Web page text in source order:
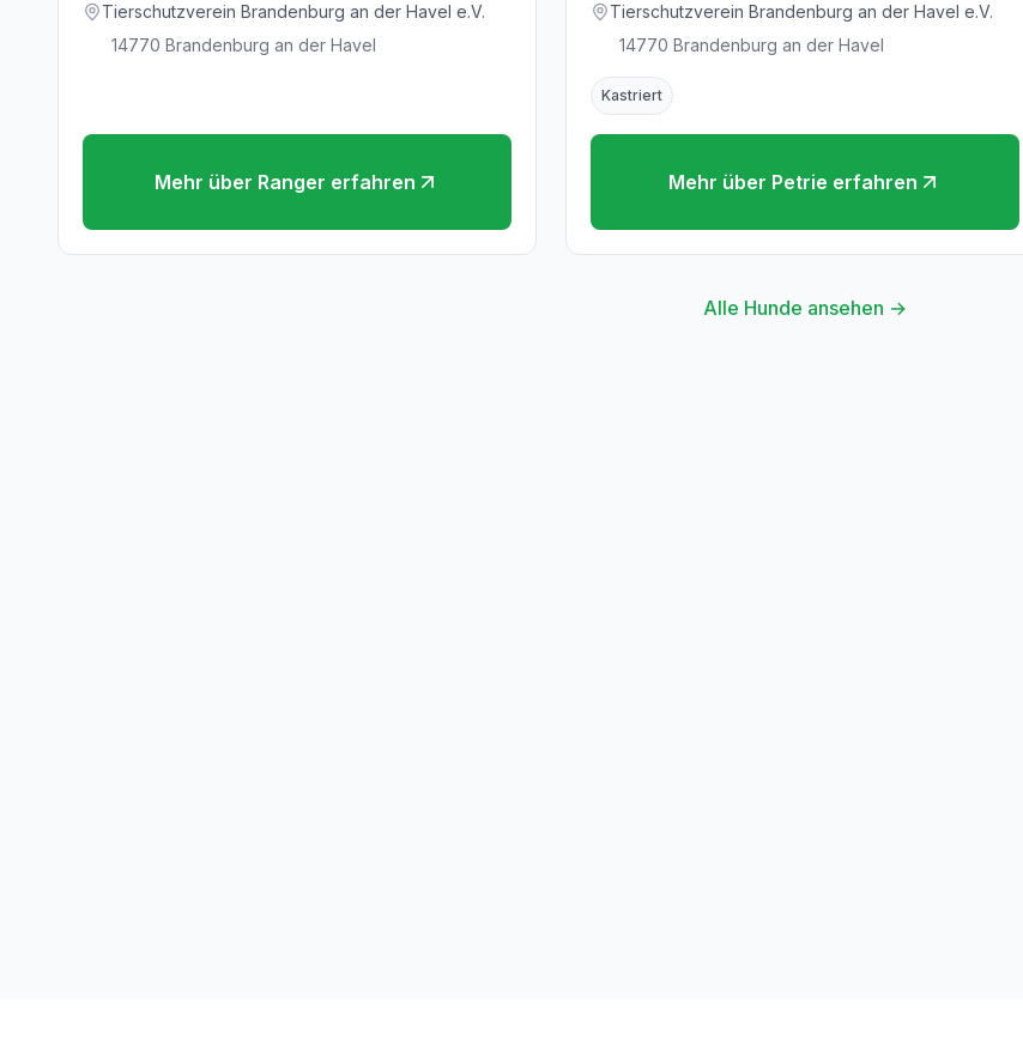
Tierschutzverein Brandenburg an der Havel e.V.
14770 Brandenburg an der Havel
Mehr über Ranger erfahren
Tierschutzverein Brandenburg an der Havel e.V.
14770 Brandenburg an der Havel
Kastriert
Mehr über Petrie erfahren
Alle Hunde ansehen →